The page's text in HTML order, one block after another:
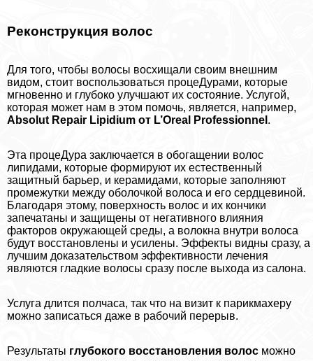
Реконструкция волос
Для того, чтобы волосы восхищали своим внешним
видом, стоит воспользоваться процеДypaми, которые
мгновенно и глубоко улучшают их состояние. Услугой,
которая может нам в этом помочь, является, например,
Absolut Repair Lipidium от L’Oreal Professionnel .
Эта процеДypa заключается в обогащении волос
липидами, которые формируют их естественный
защитный барьер, и керамидами, которые заполняют
промежутки между оболочкой волоса и его сердцевиной.
Благодаря этому, поверхность волос и их кончики
запечатаны и защищены от негативного влияния
факторов окружающей среды, а волокна внутри волоса
будут восстановлены и усилены. Эффекты видны сразу, а
лучшим доказательством эффективности лечения
являются гладкие волосы сразу после выхода из салона.
Услуга длится полчаса, так что на визит к парикмахеру
можно записаться даже в рабочий перерыв.
Результаты глубокого восстановления волос можно